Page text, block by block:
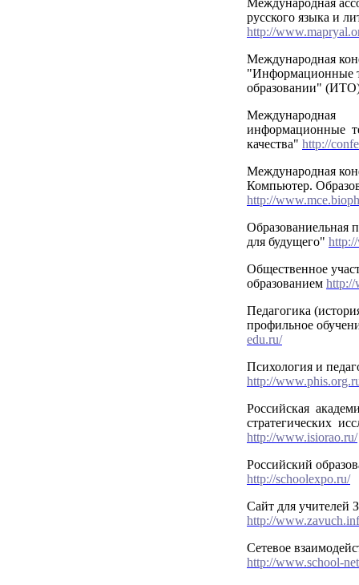
русского языка и
http://
Международная
"Информационные
образовании"
информационные
качества" http://
Международная
Компьютер.
http://
Образованиельная
для будущего"
Общественное
образованием http://
Педагогика
профильное
edu.ru/
Психология и
http://
Российская
стратегических
http://www.isiorao.ru/
Российский
http://schoolexpo.ru/
Сайт для учителей
http://
Сетевое
http://www.school-